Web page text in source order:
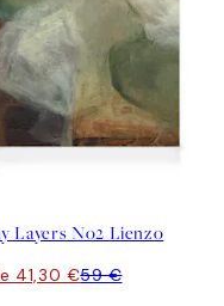
Layers No2 Lienzo
41,30 €59 €